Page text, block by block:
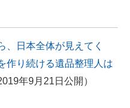
、日本全体が見えてく
り続ける遺品整理人は
年9月21日公開）